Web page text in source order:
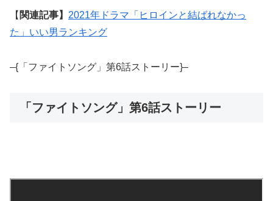
【 関連記事】 2021年ドラマ「ヒロインと結ばれなかっ
た」いい男ランキング
–{「ファイトソング」第6話ストーリー}–
「ファイトソング」第6話ストーリー